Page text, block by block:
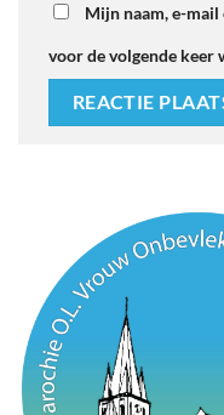
Mijn naam, e-mail
voor de volgende keer